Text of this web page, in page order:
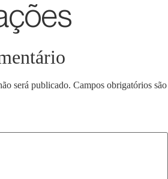
será publicado. Campos obrigatórios são